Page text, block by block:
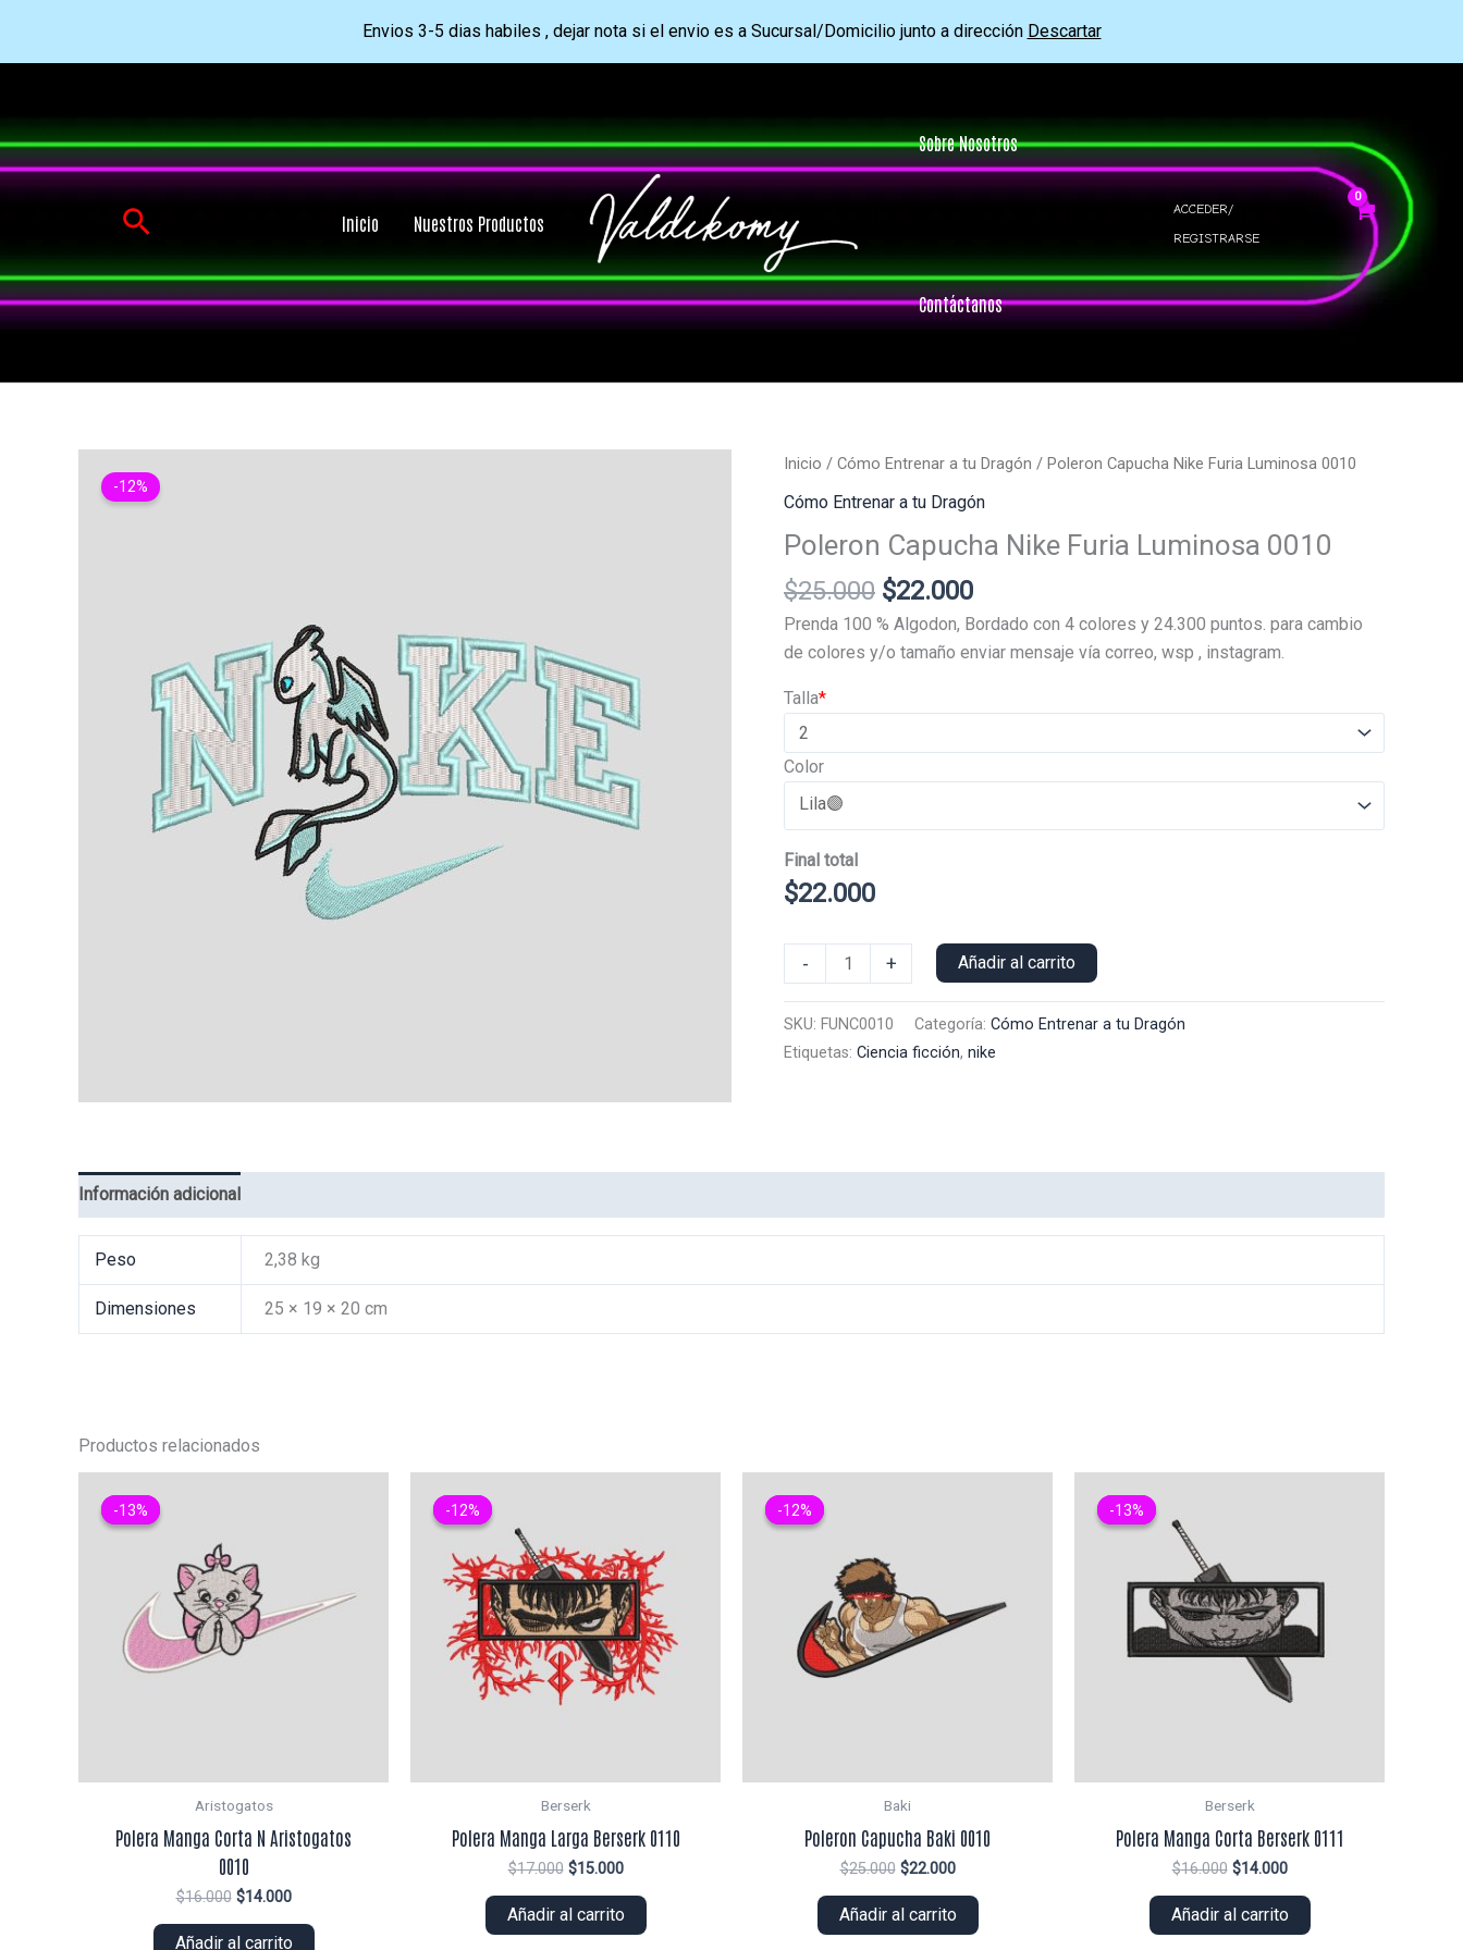
Envios 3-5 dias habiles , dejar nota si el envio es a Sucursal/Domicilio junto a dirección Descartar
contenido
Buscar Inicio Nuestros Productos
Sobre Nosotros
Contáctanos
ACCEDER/
REGISTRARSE
-12%
Inicio / Cómo Entrenar a tu Dragón / Poleron Capucha Nike Furia Luminosa 0010
Cómo Entrenar a tu Dragón
Poleron Capucha Nike Furia Luminosa 0010
$25.000 El
precio
original
$22.000El
precio
actual
Prenda 100 % Algodon, Bordado con 4 colores y 24.300 puntos. para cambio
de colores y/o tamaño enviar mensaje vía correo, wsp , instagram.
*
Talla
Color
Final total
$22.000
-
Capucha
Nike
Furia
+ Añadir al carrito
SKU: FUNC0010 Categoría: Cómo Entrenar a tu Dragón
Etiquetas: Ciencia ficción, nike
Información adicional
Peso 2,38 kg
Dimensiones 25 × 19 × 20 cm
Productos relacionados
-13%
-13%
Aristogatos
Polera Manga Corta N Aristogatos
0010
$16.000 El
original
$14.000El
actual
Añadir al carrito
-12%
-12%
Berserk
Polera Manga Larga Berserk 0110
$17.000 El
original
era:
$15.000El
actual
es:
Añadir al carrito
-12%
-12%
Baki
Poleron Capucha Baki 0010
$25.000 El
original
era:
$22.000El
actual
es:
Añadir al carrito
-13%
-13%
Berserk
Polera Manga Corta Berserk 0111
$16.000 El
original
era:
$14.000El
actual
es:
Añadir al carrito